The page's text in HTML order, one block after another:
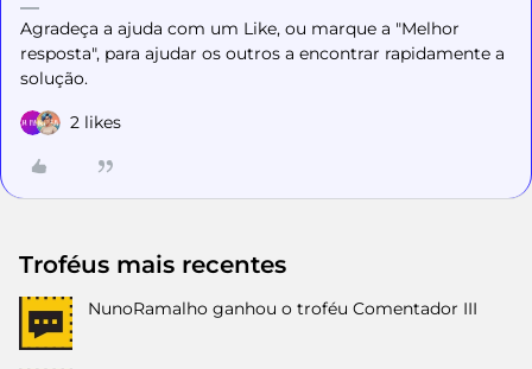
Agradeça a ajuda com um Like, ou marque a "Melhor
resposta", para ajudar os outros a encontrar rapidamente a
solução.
2 likes
Troféus mais recentes
NunoRamalho ganhou o troféu Comentador III